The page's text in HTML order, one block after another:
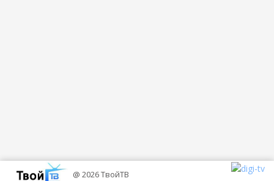
@ 2026 ТвойТВ